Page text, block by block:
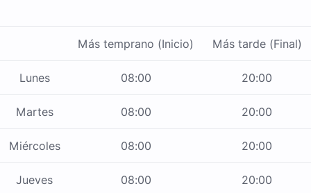
Más temprano (Inicio) Más tarde (Final)
Lunes 08:00 20:00
Martes 08:00 20:00
Miércoles 08:00 20:00
Jueves 08:00 20:00